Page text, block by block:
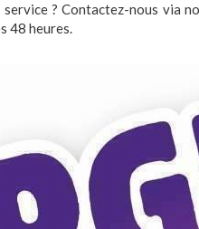
? Contactez-nous via
48 heures.